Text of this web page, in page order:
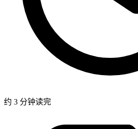
约 3 分钟读完